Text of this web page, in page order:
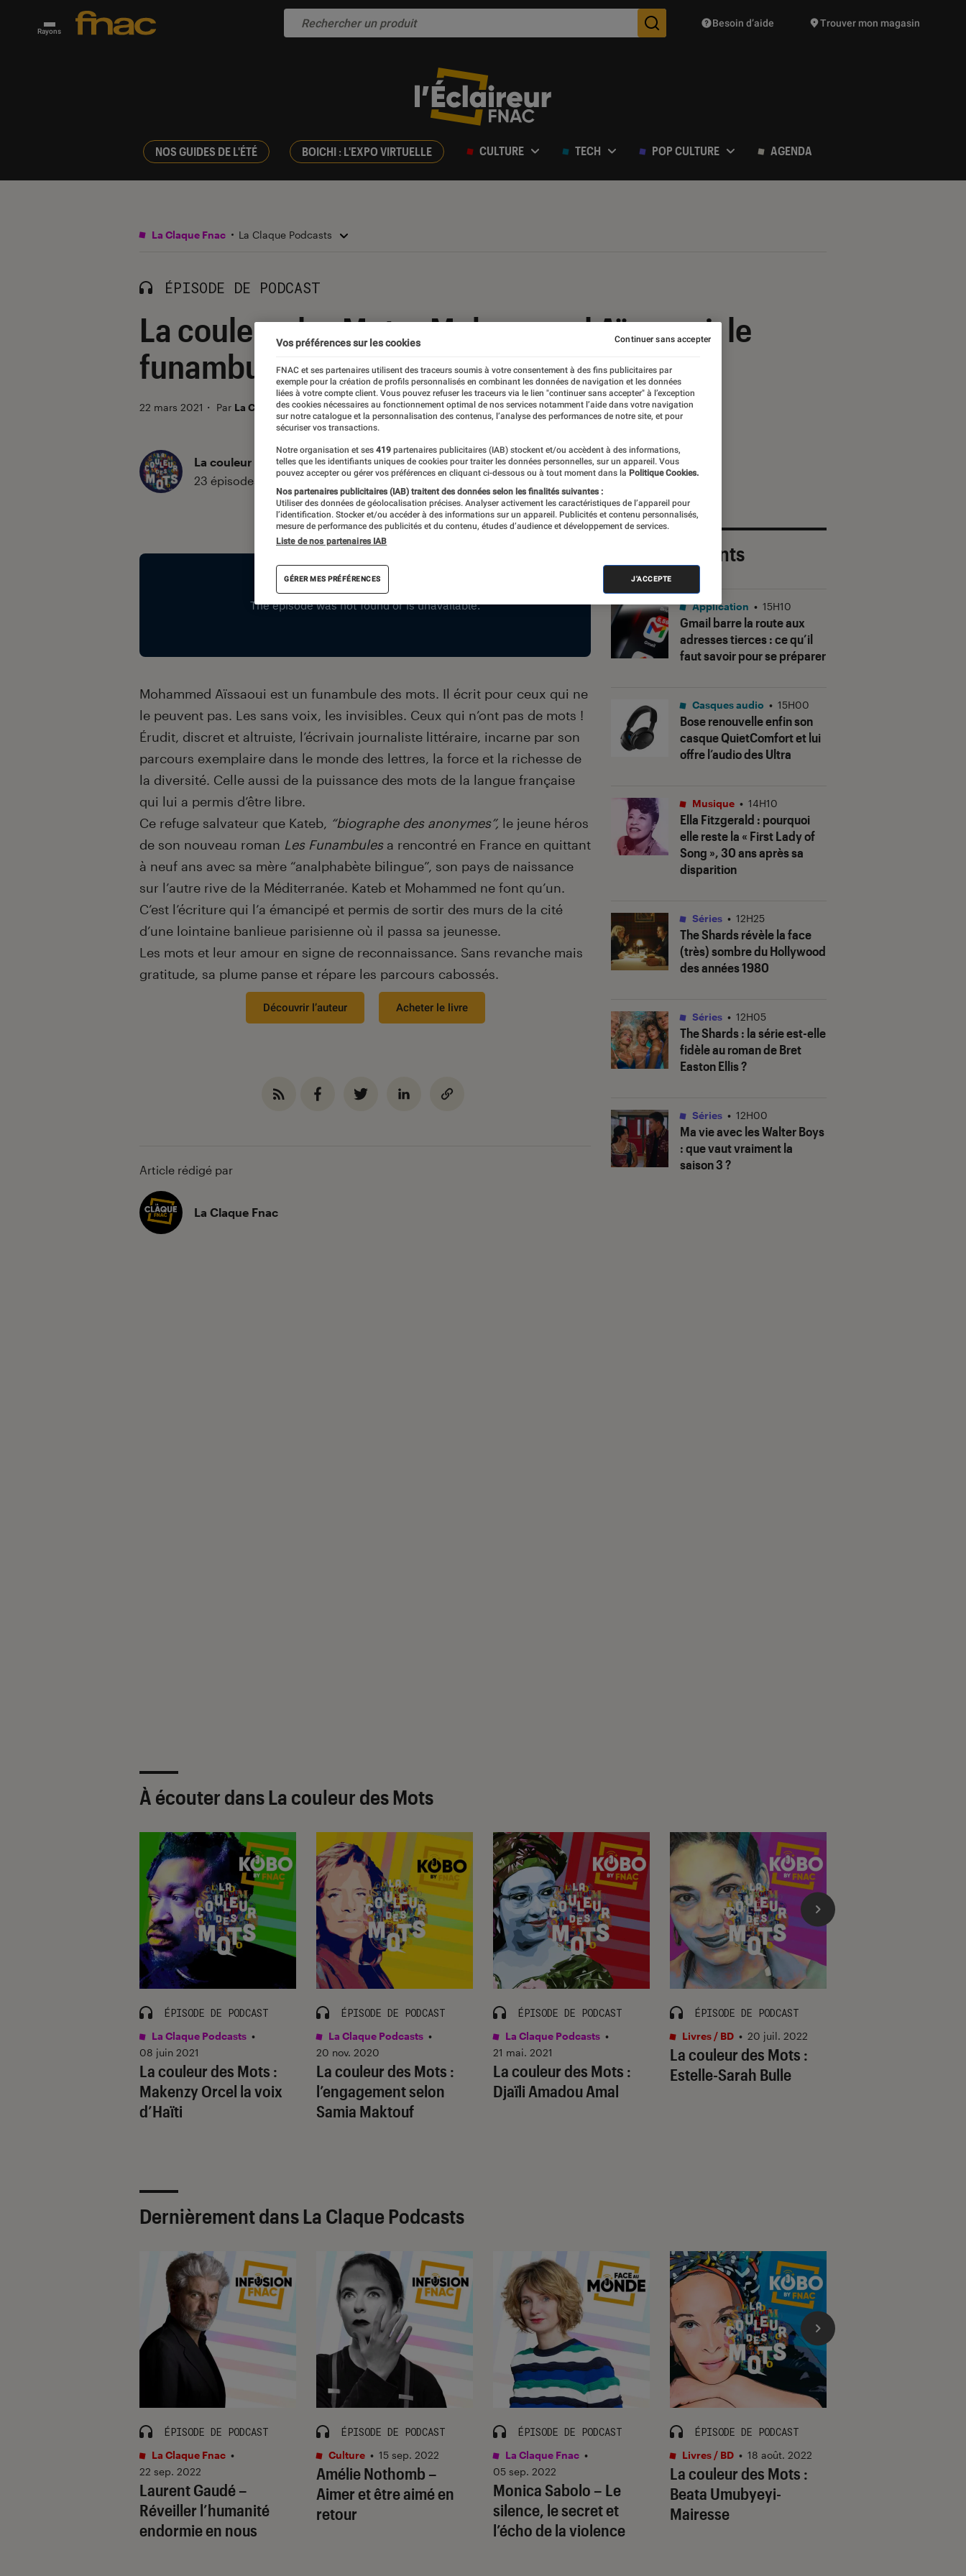
Rayons Des suggestions de produits vont vous être proposées
Besoin d’aide Trouver mon magasin
NOS GUIDES DE L'ÉTÉ BOICHI : L'EXPO VIRTUELLE CULTURE TECH POP CULTURE AGENDA
La Claque Fnac La Claque Podcasts
ÉPISODE DE PODCAST
La couleur des Mots : Mohammed Aïssaoui, le
funambule des mots
22 mars 2021 ・ Par La Claque Fnac
La couleur des Mots
23 épisodes
Introduction
Mohammed Aïssaoui est un funambule des mots. Il écrit pour ceux qui ne
le peuvent pas. Les sans voix, les invisibles. Ceux qui n’ont pas de mots !
Érudit, discret et altruiste, l’écrivain journaliste littéraire, incarne par son
parcours exemplaire dans le monde des lettres, la force et la richesse de
la diversité. Celle aussi de la puissance des mots de la langue française
qui lui a permis d’être libre.
Ce refuge salvateur que Kateb, “biographe des anonymes”, le jeune héros
de son nouveau roman Les Funambulesa rencontré en France en quittant
à neuf ans avec sa mère “analphabète bilingue”, son pays de naissance
sur l’autre rive de la Méditerranée. Kateb et Mohammed ne font qu’un.
C’est l’écriture qui l’a émancipé et permis de sortir des murs de la cité
d’une lointaine banlieue parisienne où il passa sa jeunesse.
Les mots et leur amour en signe de reconnaissance. Sans revanche mais
gratitude, sa plume panse et répare les parcours cabossés.
Découvrir l’auteur Acheter le livre
Article rédigé par
La Claque Fnac
Les plus récents
Gmail barre la route aux
adresses tierces : ce qu’il
faut savoir pour se préparer
Application • 15H10
Bose renouvelle enfin son
casque QuietComfort et lui
offre l’audio des Ultra
Casques audio • 15H00
Ella Fitzgerald : pourquoi
elle reste la « First Lady of
Song », 30 ans après sa
disparition
Musique • 14H10
The Shardsrévèle la face
(très) sombre du Hollywood
des années 1980
Séries • 12H25
The Shards: la série est-elle
fidèle au roman de Bret
Easton Ellis ?
Séries • 12H05
Ma vie avec les Walter Boys
: que vaut vraiment la
saison 3 ?
Séries • 12H00
À écouter dans La couleur des Mots
La couleur des Mots :
Makenzy Orcel la voix
d’Haïti
ÉPISODE DE PODCAST
La Claque Podcasts •
08 juin 2021
La couleur des Mots :
l’engagement selon
Samia Maktouf
ÉPISODE DE PODCAST
La Claque Podcasts •
20 nov. 2020
La couleur des Mots :
Djaïli Amadou Amal
ÉPISODE DE PODCAST
La Claque Podcasts •
21 mai. 2021
La couleur des Mots :
Estelle-Sarah Bulle
ÉPISODE DE PODCAST
Livres / BD • 20 juil. 2022
Dernièrement dans La Claque Podcasts
Laurent Gaudé –
Réveiller l’humanité
endormie en nous
ÉPISODE DE PODCAST
La Claque Fnac •
22 sep. 2022
Amélie Nothomb –
Aimer et être aimé en
retour
ÉPISODE DE PODCAST
Culture • 15 sep. 2022
Monica Sabolo – Le
silence, le secret et
l’écho de la violence
ÉPISODE DE PODCAST
La Claque Fnac •
05 sep. 2022
La couleur des Mots :
Beata Umubyeyi-
Mairesse
ÉPISODE DE PODCAST
Livres / BD • 18 août. 2022
Vos préférences sur les cookies
FNAC et ses partenaires utilisent des traceurs soumis à votre consentement à des fins publicitaires par
exemple pour la création de profils personnalisés en combinant les données de navigation et les données
liées à votre compte client. Vous pouvez refuser les traceurs via le lien "continuer sans accepter" à l’exception
des cookies nécessaires au fonctionnement optimal de nos services notamment l’aide dans votre navigation
sur notre catalogue et la personnalisation des contenus, l’analyse des performances de notre site, et pour
sécuriser vos transactions.
Notre organisation et ses 419 partenaires publicitaires (IAB) stockent et/ou accèdent à des informations,
telles que les identifiants uniques de cookies pour traiter les données personnelles, sur un appareil. Vous
pouvez accepter ou gérer vos préférences en cliquant ci-dessous ou à tout moment dans la Politique Cookies.
Nos partenaires publicitaires (IAB) traitent des données selon les finalités suivantes :
Utiliser des données de géolocalisation précises. Analyser activement les caractéristiques de l’appareil pour
l’identification. Stocker et/ou accéder à des informations sur un appareil. Publicités et contenu personnalisés,
mesure de performance des publicités et du contenu, études d’audience et développement de services.
Liste de nos partenaires IAB
GÉRER MES PRÉFÉRENCES J'ACCEPTE
Continuer sans accepter